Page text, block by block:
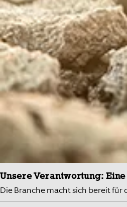
Unsere Verantwortung:
Die Branche macht sich bereit für